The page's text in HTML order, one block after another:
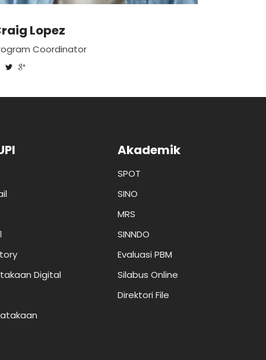
Lopez
Coordinator
Digital
Akademik
SPOT
SINO
MRS
SINNDO
Evaluasi PBM
Silabus Online
Direktori File